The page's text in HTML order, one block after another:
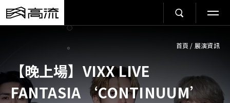
首頁 / 展演資訊
【晚上場】VIXX LIVE
FANTASIA ‘CONTINUUM’